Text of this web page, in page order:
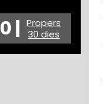
| Propers
30 dies